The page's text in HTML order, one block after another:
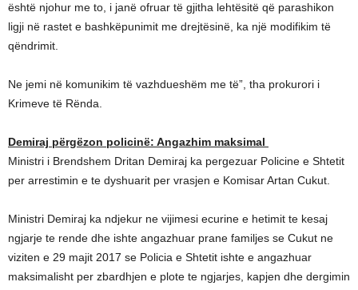
është njohur me to, i janë ofruar të gjitha lehtësitë që parashikon
ligji në rastet e bashkëpunimit me drejtësinë, ka një modifikim të
qëndrimit.
Ne jemi në komunikim të vazhdueshëm me të”, tha prokurori i
Krimeve të Rënda.
Demiraj përgëzon policinë: Angazhim maksimal
Ministri i Brendshem Dritan Demiraj ka pergezuar Policine e Shtetit
per arrestimin e te dyshuarit per vrasjen e Komisar Artan Cukut.
Ministri Demiraj ka ndjekur ne vijimesi ecurine e hetimit te kesaj
ngjarje te rende dhe ishte angazhuar prane familjes se Cukut ne
viziten e 29 majit 2017 se Policia e Shtetit ishte e angazhuar
maksimalisht per zbardhjen e plote te ngjarjes, kapjen dhe dergimin